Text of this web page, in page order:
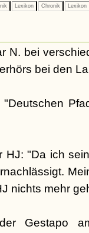
Lexikon Chronik Lexikon
N. bei
bei den
"Da ich
nichts mehr
Gestapo